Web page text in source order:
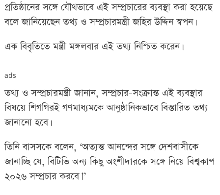
প্রতিষ্ঠানের সঙ্গে যৌথভাবে এই সম্প্রচারের ব্যবস্থা করা হয়েছে
বলে জানিয়েছেন তথ্য ও সম্প্রচারমন্ত্রী জহির উদ্দিন স্বপন।
এক বিবৃতিতে মন্ত্রী মঙ্গলবার এই তথ্য নিশ্চিত করেন।
ads
তথ্য ও সম্প্রচারমন্ত্রী জানান, সম্প্রচার-সংক্রান্ত এই ব্যবস্থার
বিষয়ে শিগগিরই গণমাধ্যমকে আনুষ্ঠানিকভাবে বিস্তারিত তথ্য
জানানো হবে।
তিনি বাসসকে বলেন, ‘অত্যন্ত আনন্দের সঙ্গে দেশবাসীকে
জানাচ্ছি যে, বিটিভি অন্য কিছু অংশীদারকে সঙ্গে নিয়ে বিশ্বকাপ
২০২৬ সম্প্রচার করবে।’’